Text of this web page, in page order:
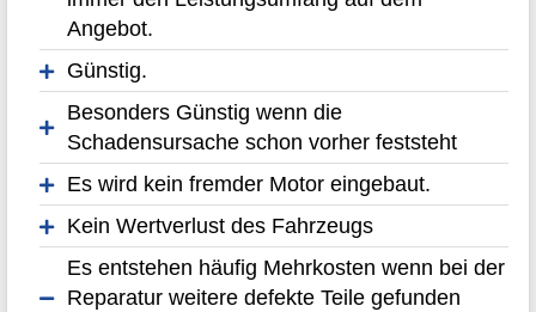
Angebot.
Günstig.
Besonders Günstig wenn die
Schadensursache schon vorher feststeht
Es wird kein fremder Motor eingebaut.
Kein Wertverlust des Fahrzeugs
Es entstehen häufig Mehrkosten wenn bei der
Reparatur weitere defekte Teile gefunden